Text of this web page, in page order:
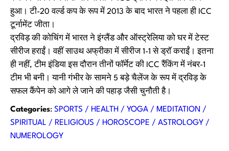
हुआ। टी-20 वर्ल्ड कप के रूप में 2013 के बाद भारत ने पहला ही ICC
टूर्नामेंट जीता।
द्रविड़ की कोचिंग में भारत ने इंग्लैंड और ऑस्ट्रेलिया को घर में टेस्ट
सीरीज हराईं। वहीं साउथ अफ्रीका में सीरीज 1-1 से ड्रॉ कराईं। इतना
ही नहीं, टीम इंडिया इस दौरान तीनों फॉर्मेट की ICC रैंकिंग में नंबर-1
टीम भी बनी। यानी गंभीर के सामने 5 बड़े चैलेंज के रूप में द्रविड़ के
सफल कैंपेन को आगे ले जाने की पहाड़ जैसी चुनौती है।
Categories: SPORTS / HEALTH / YOGA / MEDITATION /
SPIRITUAL / RELIGIOUS / HOROSCOPE / ASTROLOGY /
NUMEROLOGY